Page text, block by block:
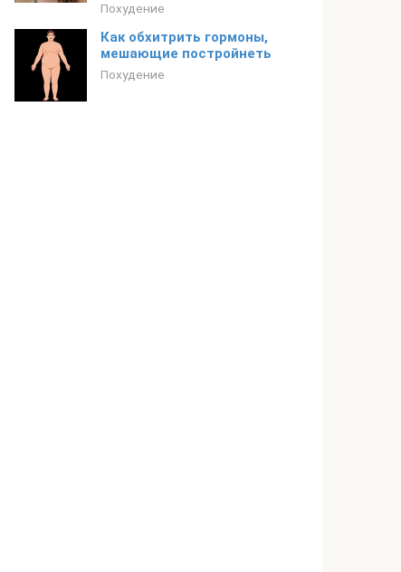
Похудение
Как обхитрить гормоны,
мешающие постройнеть
Похудение